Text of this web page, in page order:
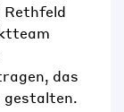
Rethfeld
das
gestalten.